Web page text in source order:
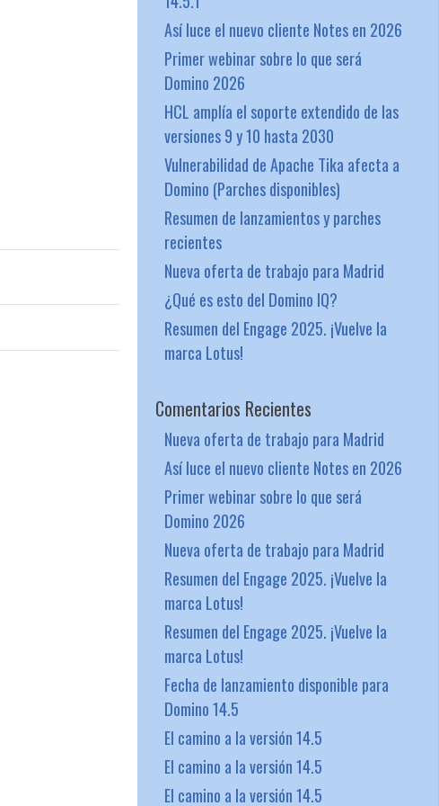
Así luce el nuevo cliente Notes en 2026
Primer webinar sobre lo que será
Domino 2026
HCL amplía el soporte extendido de las
versiones 9 y 10 hasta 2030
Vulnerabilidad de Apache Tika afecta a
Domino (Parches disponibles)
Resumen de lanzamientos y parches
recientes
Nueva oferta de trabajo para Madrid
¿Qué es esto del Domino IQ?
Resumen del Engage 2025. ¡Vuelve la
marca Lotus!
Comentarios Recientes
Nueva oferta de trabajo para Madrid
Así luce el nuevo cliente Notes en 2026
Primer webinar sobre lo que será
Domino 2026
Nueva oferta de trabajo para Madrid
Resumen del Engage 2025. ¡Vuelve la
marca Lotus!
Resumen del Engage 2025. ¡Vuelve la
marca Lotus!
Fecha de lanzamiento disponible para
Domino 14.5
El camino a la versión 14.5
El camino a la versión 14.5
El camino a la versión 14.5